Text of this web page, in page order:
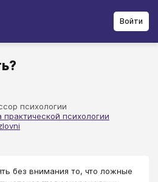
Войти
психологии
практической психологии
без внимания то, что ложные